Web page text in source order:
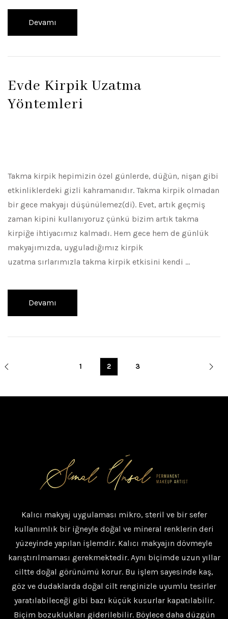
Devamı
Evde Kirpik Uzatma
Yöntemleri
Takma kirpik hepimizin özel günlerde, düğün, nişan gibi
etkinliklerdeki gizli kahramanıdır. Takma kirpik olmadan
bir gece makyajı düşünülemez(di). Evet, artık geçmiş
zaman kipini kullanıyoruz çünkü bizim artık takma
kirpiğe ihtiyacımız kalmadı. Hem gece hem de günlük
makyajımızda, uyguladığımız kirpik
uzatma sırlarımızla takma kirpik etkisini kendi …
Devamı
1 2 3
Kalıcı makyaj uygulaması mikro, steril ve bir sefer
kullanımlık bir iğneyle doğal ve mineral renklerin deri
yüzeyinde yapılan işlemdir. Kalıcı makyajın dövmeyle
karıştırılmaması gerekmektedir. Aynı biçimde uzun yıllar
ciltte doğal görünümü korur. Bu işlem sayesinde kaş,
göz ve dudaklarda doğal cilt renginizle uyumlu tesirler
yaratılabileceği gibi bazı küçük kusurlar kapatılabilir.
Biçim bozuklukları giderilebilir. Böylece daha düzgün